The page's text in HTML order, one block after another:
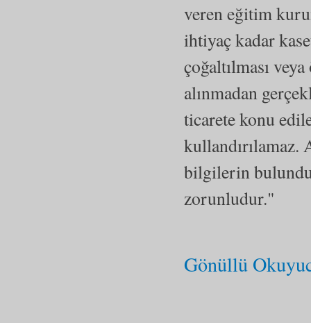
veren eğitim
ihtiyaç kadar
çoğaltılması
alınmadan
ticarete konu
bilgilerin
zorunludur."
Gönüllü